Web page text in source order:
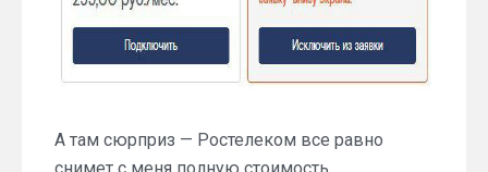
А там сюрприз — Ростелеком все равно